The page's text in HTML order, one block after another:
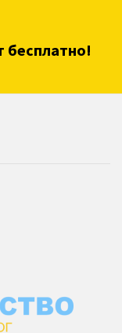
бесплатно!